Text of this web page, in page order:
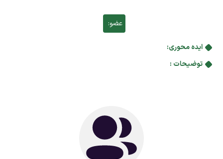
عضو:
ایده محوری:
توضیحات :